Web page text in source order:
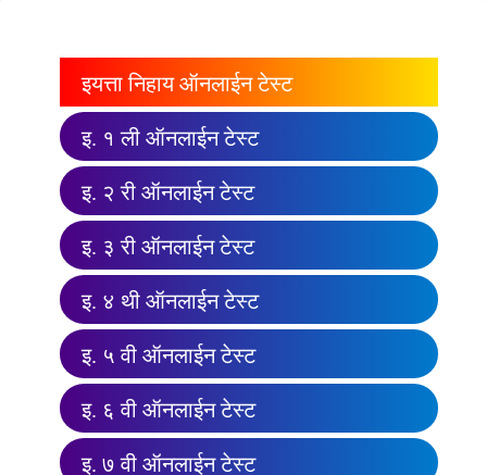
इयत्ता निहाय ऑनलाईन टेस्ट
इ. १ ली ऑनलाईन टेस्ट
इ. २ री ऑनलाईन टेस्ट
इ. ३ री ऑनलाईन टेस्ट
इ. ४ थी ऑनलाईन टेस्ट
इ. ५ वी ऑनलाईन टेस्ट
इ. ६ वी ऑनलाईन टेस्ट
इ. ७ वी ऑनलाईन टेस्ट